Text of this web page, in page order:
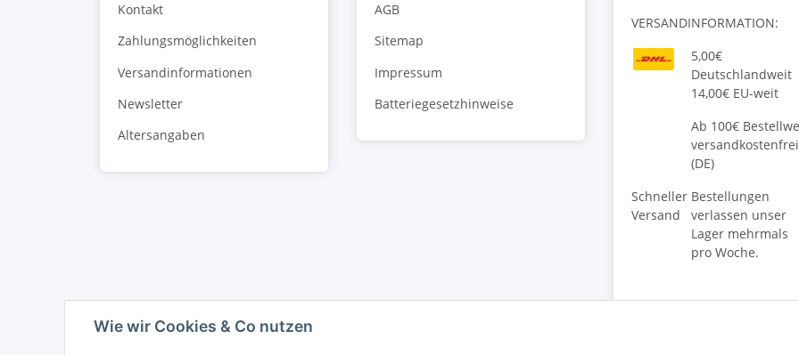
Wie wir Cookies & Co nutzen
Kontakt
Zahlungsmöglichkeiten
Versandinformationen
Newsletter
Altersangaben
AGB
Sitemap
Impressum
Batteriegesetzhinweise
VERSANDINFORMATION:
5,00€
Deutschlandweit
14,00€ EU-weit
Ab 100€
versandkostenfrei
(DE)
Schneller
Versand
Bestellungen
verlassen unser
Lager mehrmals
pro Woche.